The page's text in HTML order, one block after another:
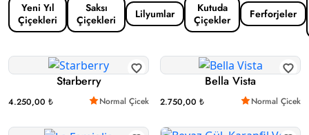
Yeni Yıl
Çiçekleri
Saksı
Çiçekleri
Lilyumlar
Kutuda
Çiçekler
Ferforjeler
Starberry
4.250,00 ₺ Normal Çicek
Bella Vista
2.750,00 ₺ Normal Çicek